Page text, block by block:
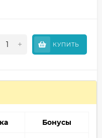
+ КУПИТЬ
Бонусы